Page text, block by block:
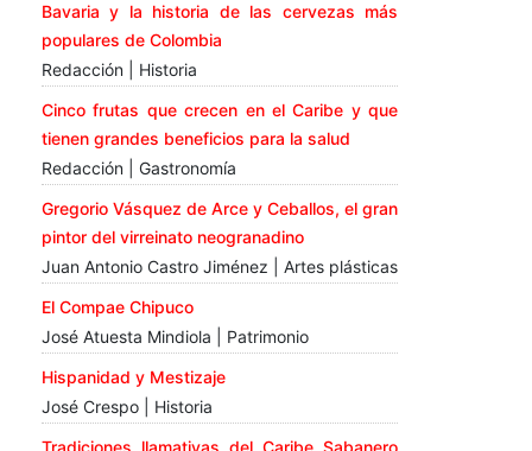
Bavaria y la historia de las cervezas más
populares de Colombia
Redacción | Historia
Cinco frutas que crecen en el Caribe y que
tienen grandes beneficios para la salud
Redacción | Gastronomía
Gregorio Vásquez de Arce y Ceballos, el gran
pintor del virreinato neogranadino
Juan Antonio Castro Jiménez | Artes plásticas
El Compae Chipuco
José Atuesta Mindiola | Patrimonio
Hispanidad y Mestizaje
José Crespo | Historia